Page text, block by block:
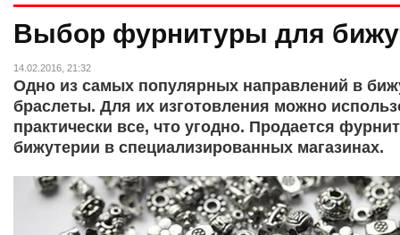
Adult Кухня Hi-Tech IT Дело Авто Товары
Выбор фурнитуры для
14.02.2016, 21:32
Одно из самых популярных направлений в
браслеты. Для их изготовления можно
практически все, что угодно. Продается
бижутерии в специализированных магазинах.